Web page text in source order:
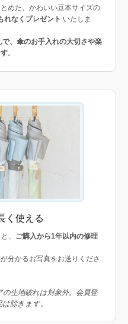
めた、かわいい豆本サイズの
れなくプレゼント いたしま
、傘のお手入れの大切さや楽
。
く使える
、 ご購入から1年以内の修理
分かるお写真をお送りくださ
生地破れは対象外。会員登
除きます。